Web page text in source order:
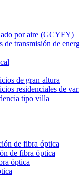
por aire (GCYFY)
de transmisión de
de gran altura
residenciales de
tipo villa
de fibra óptica
de fibra óptica
óptica